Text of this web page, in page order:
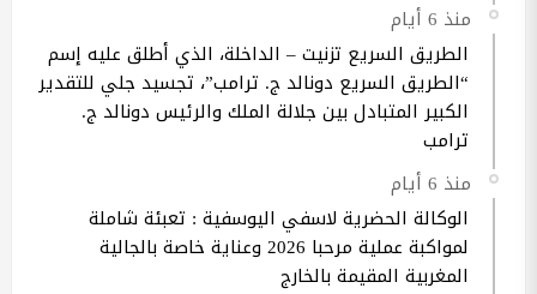
منذ 6 أيام
الطريق السريع تزنيت – الداخلة، الذي أطلق عليه إسم
“الطريق السريع دونالد ج. ترامب”، تجسيد جلي للتقدير
الكبير المتبادل بين جلالة الملك والرئيس دونالد ج.
ترامب
منذ 6 أيام
الوكالة الحضرية لاسفي اليوسفية : تعبئة شاملة
لمواكبة عملية مرحبا 2026 وعناية خاصة بالجالية
المغربية المقيمة بالخارج